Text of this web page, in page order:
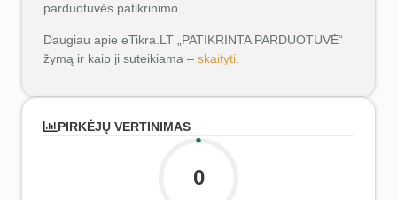
parduotuvės patikrinimo.
Daugiau apie eTikra.LT „PATIKRINTA PARDUOTUVĖ“
žymą ir kaip ji suteikiama – skaityti
PIRKĖJŲ VERTINIMAS
0